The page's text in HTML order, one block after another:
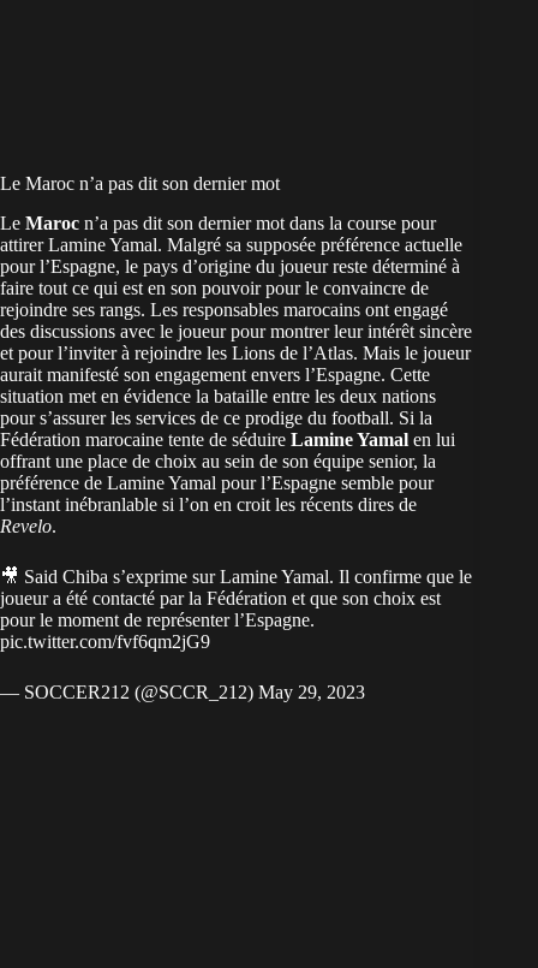
Le Maroc n’a pas dit son dernier mot
Le Maroc n’a pas dit son dernier mot dans la course pour
attirer Lamine Yamal. Malgré sa supposée préférence actuelle
pour l’Espagne, le pays d’origine du joueur reste déterminé à
faire tout ce qui est en son pouvoir pour le convaincre de
rejoindre ses rangs. Les responsables marocains ont engagé
des discussions avec le joueur pour montrer leur intérêt sincère
et pour l’inviter à rejoindre les Lions de l’Atlas. Mais le joueur
aurait manifesté son engagement envers l’Espagne. Cette
situation met en évidence la bataille entre les deux nations
pour s’assurer les services de ce prodige du football. Si la
Fédération marocaine tente de séduire Lamine Yamal en lui
offrant une place de choix au sein de son équipe senior, la
préférence de Lamine Yamal pour l’Espagne semble pour
l’instant inébranlable si l’on en croit les récents dires de
Revelo.
🎥 Said Chiba s’exprime sur Lamine Yamal. Il confirme que le
joueur a été contacté par la Fédération et que son choix est
pour le moment de représenter l’Espagne.
pic.twitter.com/fvf6qm2jG9
— SOCCER212 (@SCCR_212) May 29, 2023